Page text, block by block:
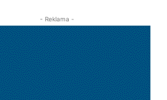
- Reklama -